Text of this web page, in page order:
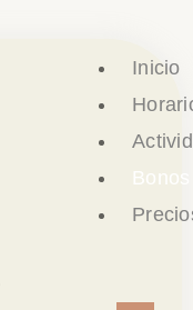
Inicio
Bonos